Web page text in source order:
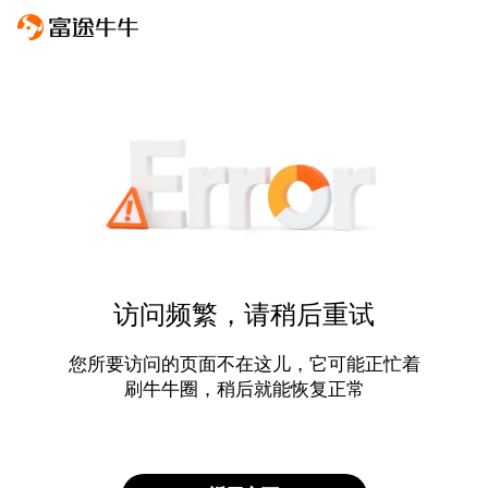
访问频繁，请稍后重试
您所要访问的页面不在这儿，它可能正忙着
刷牛牛圈，稍后就能恢复正常